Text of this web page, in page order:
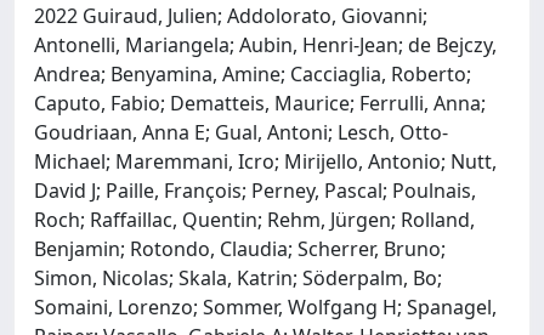
2022 Guiraud, Julien; Addolorato, Giovanni;
Antonelli, Mariangela; Aubin, Henri-Jean; de Bejczy,
Andrea; Benyamina, Amine; Cacciaglia, Roberto;
Caputo, Fabio; Dematteis, Maurice; Ferrulli, Anna;
Goudriaan, Anna E; Gual, Antoni; Lesch, Otto-
Michael; Maremmani, Icro; Mirijello, Antonio; Nutt,
David J; Paille, François; Perney, Pascal; Poulnais,
Roch; Raffaillac, Quentin; Rehm, Jürgen; Rolland,
Benjamin; Rotondo, Claudia; Scherrer, Bruno;
Simon, Nicolas; Skala, Katrin; Söderpalm, Bo;
Somaini, Lorenzo; Sommer, Wolfgang H; Spanagel,